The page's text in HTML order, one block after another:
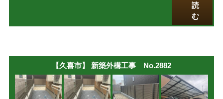
読
む
【久喜市】 新築外構工事 No.2882